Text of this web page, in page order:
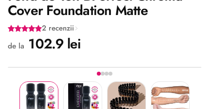
Cover Foundation Matte
2 recenzii
de la 102.9 lei
Share
Imaginea 1 din 4